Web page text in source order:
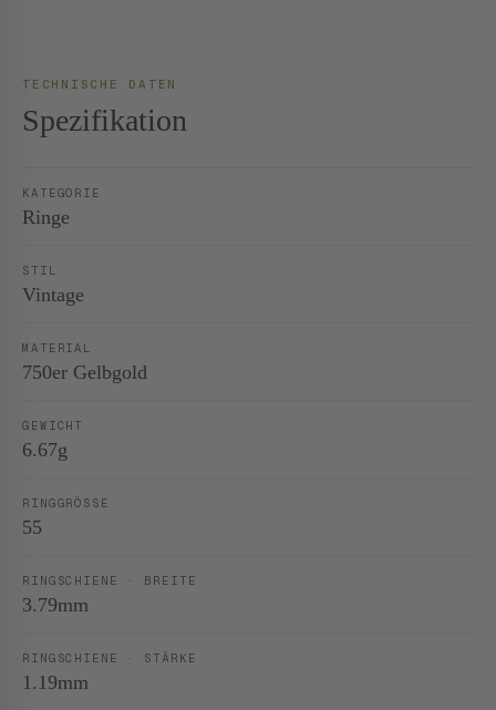
TECHNISCHE DATEN
Spezifikation
KATEGORIE
Ringe
STIL
Vintage
MATERIAL
750er Gelbgold
GEWICHT
6.67g
RINGGRÖSSE
55
RINGSCHIENE · BREITE
3.79mm
RINGSCHIENE · STÄRKE
1.19mm